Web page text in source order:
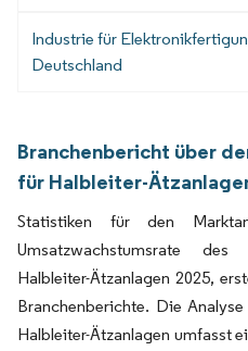
Industrie für
Deutschland
Branchenbericht über
für Halbleiter-
Statistiken für den
Umsatzwachstumsrate
Halbleiter-Ätzanlagen 2025,
Branchenberichte. Die
Halbleiter-Ätzanlagen umfasst